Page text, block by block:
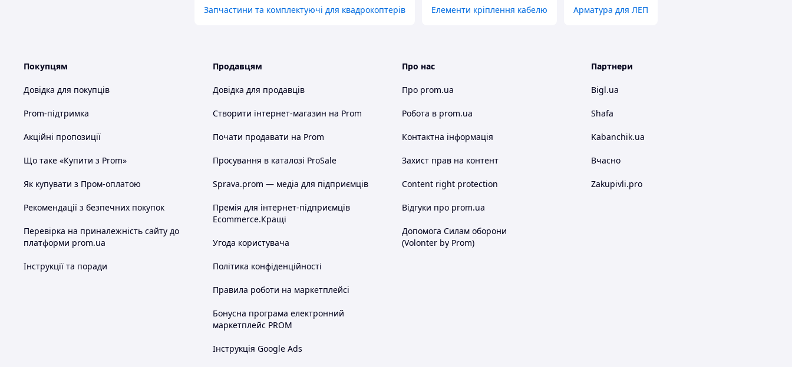
Запчастини та комплектуючі для квадрокоптерів Елементи кріплення кабелю Арматура для ЛЕП
Покупцям
Довідка для покупців
Prom-підтримка
Акційні пропозиції
Що таке «Купити з Prom»
Як купувати з Пром-оплатою
Рекомендації з безпечних покупок
Перевірка на приналежність сайту до
платформи prom.ua
Інструкції та поради
Продавцям
Довідка для продавців
Створити інтернет-магазин на Prom
Почати продавати на Prom
Просування в каталозі ProSale
Sprava.prom — медіа для підприємців
Премія для інтернет-підприємців
Ecommerce.Кращі
Угода користувача
Політика конфіденційності
Правила роботи на маркетплейсі
Бонусна програма електронний
маркетплейс PROM
Інструкція Google Ads
Про нас
Про prom.ua
Робота в prom.ua
Контактна інформація
Захист прав на контент
Content right protection
Відгуки про prom.ua
Допомога Силам оборони
(Volonter by Prom)
Партнери
Bigl.ua
Shafa
Kabanchik.ua
Вчасно
Zakupivli.pro